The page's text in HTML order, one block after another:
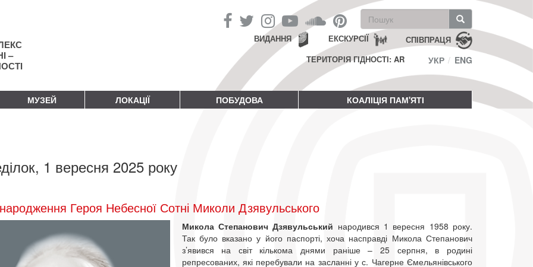
–
Пошукова
форма
Пошук СПІВПРАЦЯ
ЕКСКУРСІЇ
ВИДАННЯ
ТЕРИТОРІЯ ГІДНОСТІ: AR
УКР ENG
МУЗЕЙ ЛОКАЦІЇ ПОБУДОВА КОАЛІЦІЯ ПАМ'ЯТІ
1 вересня 2025 року
Героя Небесної Сотні Миколи Дзявульського
Микола Степанович Дзявульський народився 1 вересня 1958 року.
Так було вказано у його паспорті, хоча насправді Микола Степанович
з’явився на світ кількома днями раніше – 25 серпня, в родині
репресованих, які перебували на засланні у с. Чагерне Ємельянівського